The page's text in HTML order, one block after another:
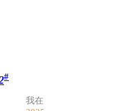
#
我在